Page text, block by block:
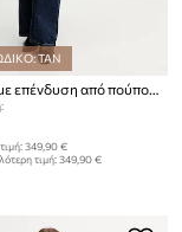
TAN
Μπουφάν με επένδυση από πούπουλα Tommy Hilfiger
349,90 €
τιμή:349,90 €